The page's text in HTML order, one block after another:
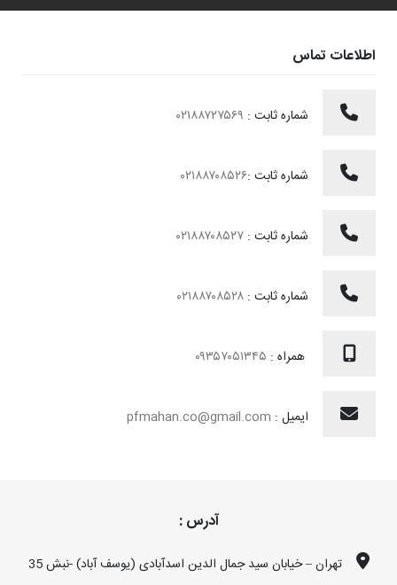
اطلاعات تماس
شماره ثابت :
شماره ثابت :۰۲۱۸۸۷۰۸۵۲۶
شماره ثابت :
شماره ثابت :
همراه :
ایمیل : pfmahan.co@gmail.com
آدرس :
تهران – خیابان سید جمال الدین اسدآبادی (یوسف آباد) -نبش 35